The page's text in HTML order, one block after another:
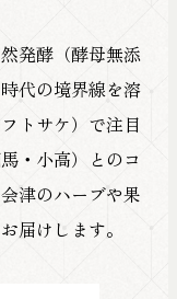
発酵（酵母無添
代の境界線を溶
トサケ）で注目
・小高）とのコ
津のハーブや果
届けします。